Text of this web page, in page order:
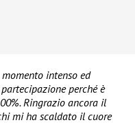
intenso ed
perché è
Ringrazio ancora il
mi ha scaldato il cuore